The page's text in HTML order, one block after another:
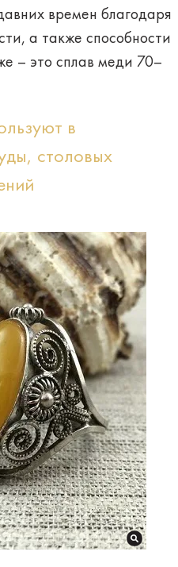
времен благодаря
а также способности
– это сплав меди 70–
в
столовых